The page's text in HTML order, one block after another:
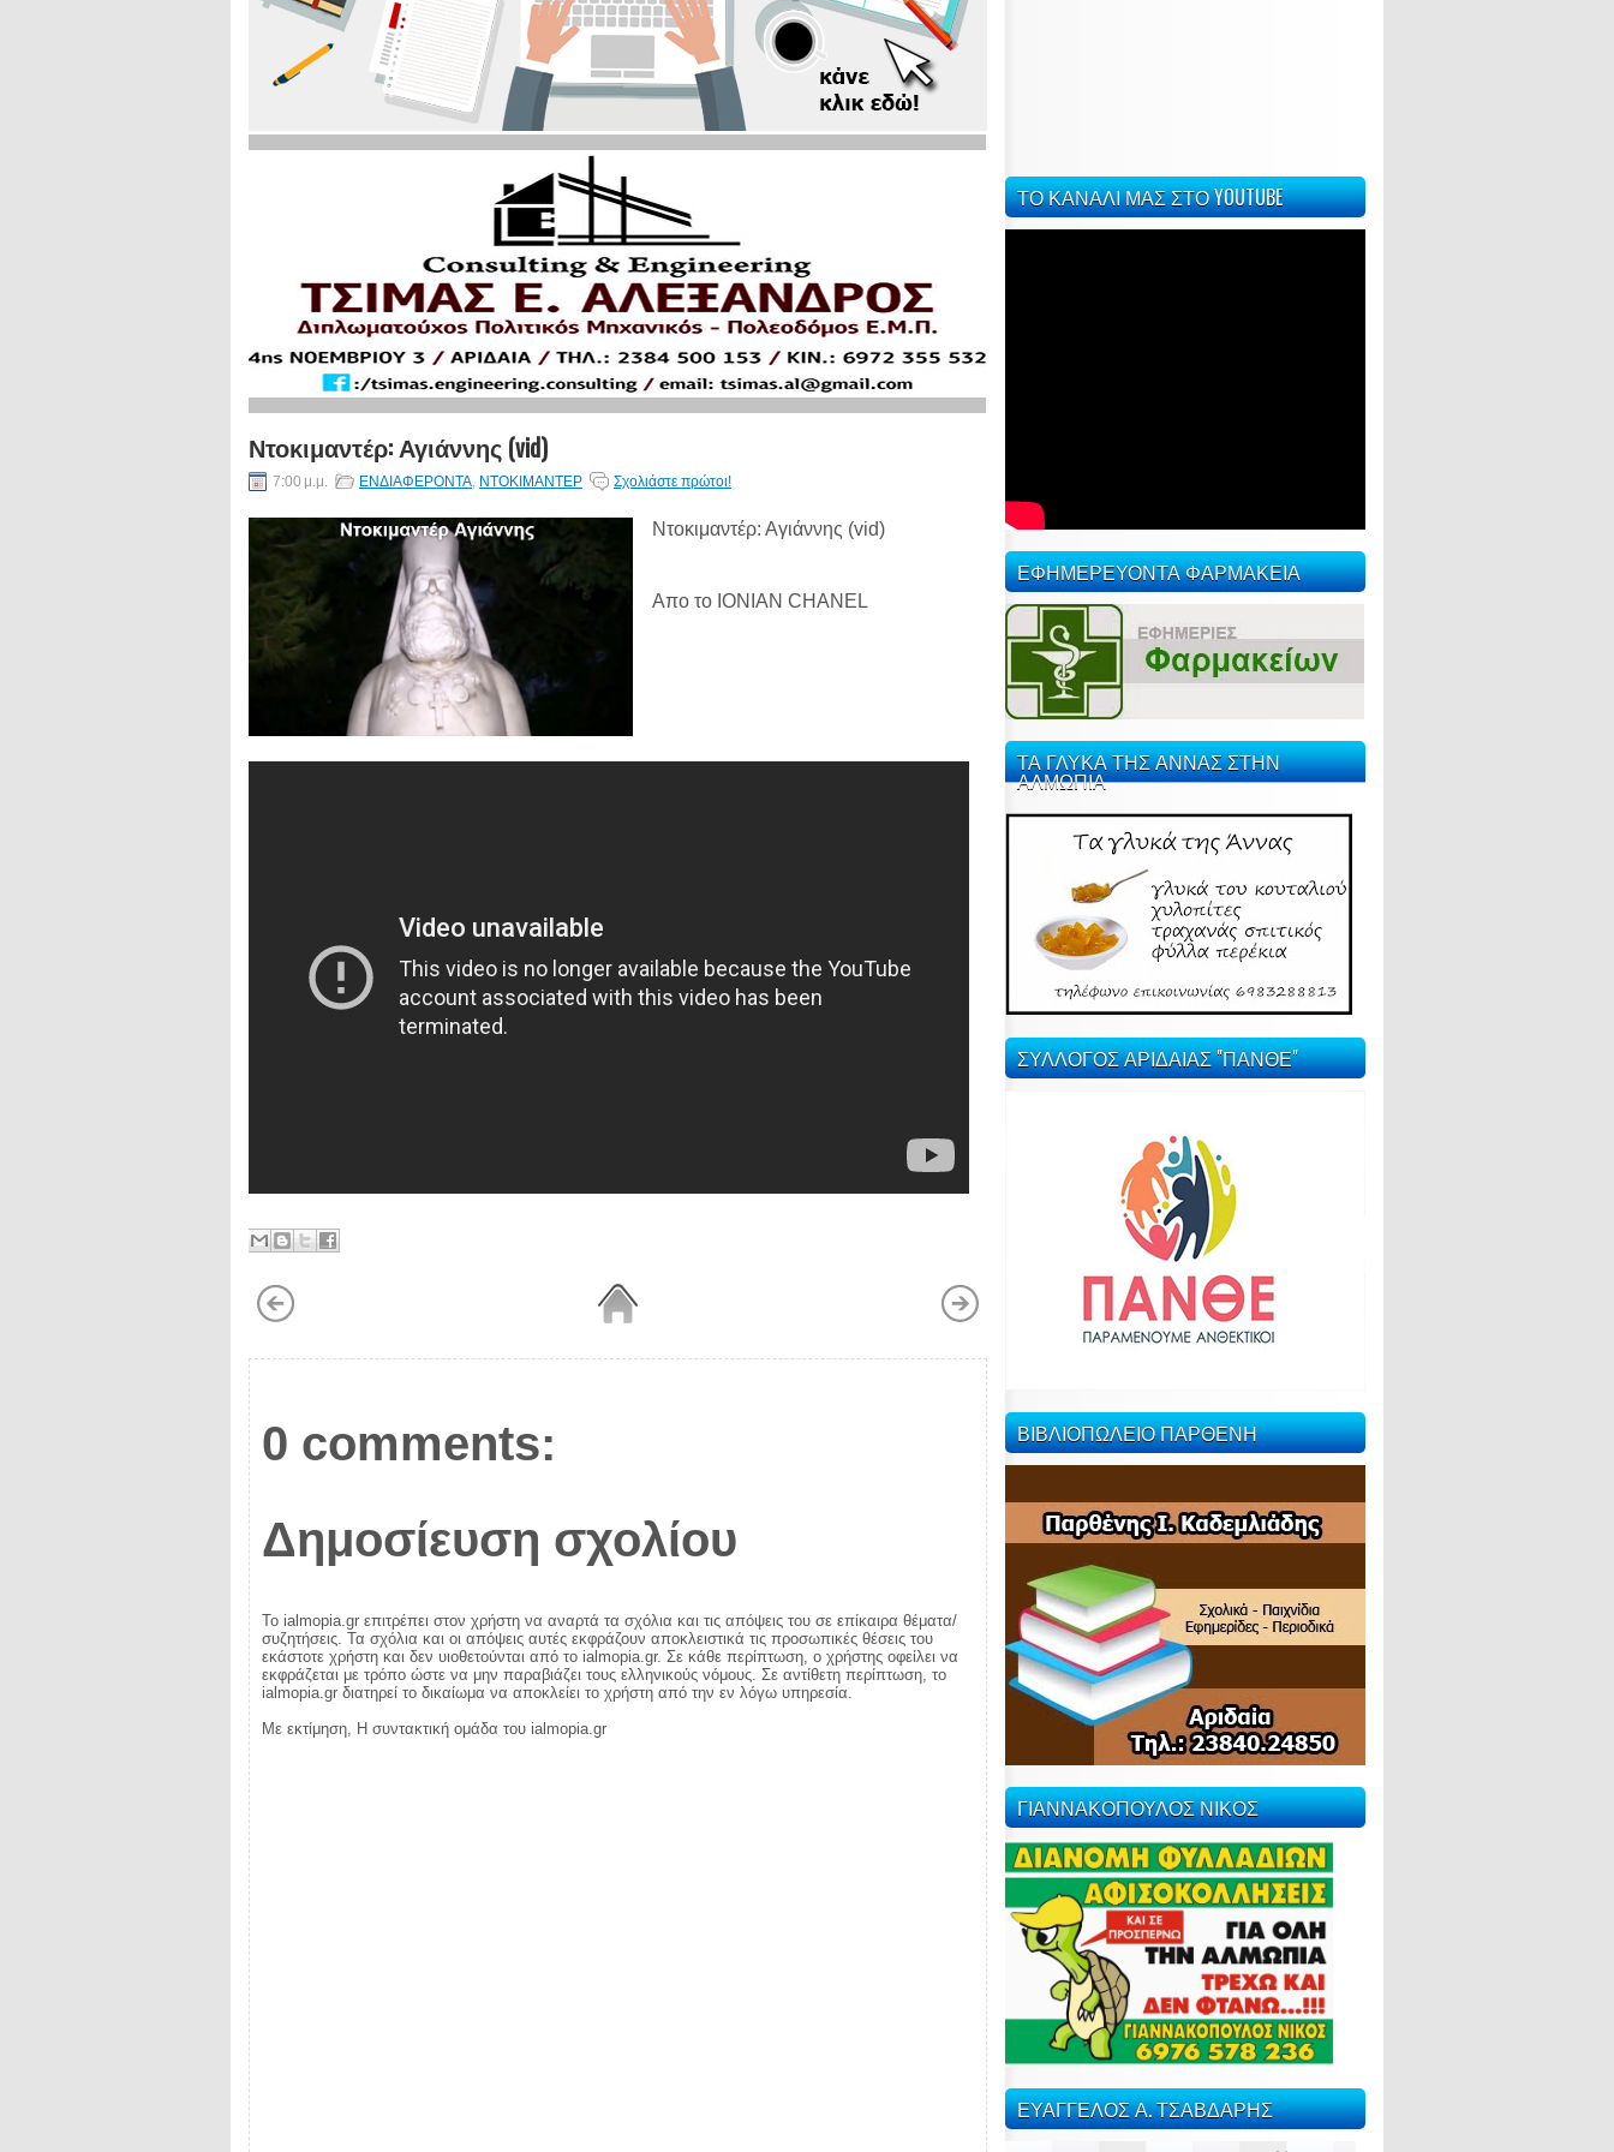
Ντοκιμαντέρ: Αγιάννης (vid)
7:00 μ.μ. ΕΝΔΙΑΦΕΡΟΝΤΑ, ΝΤΟΚΙΜΑΝΤΕΡ Σχολιάστε πρώτοι!
Ντοκιμαντέρ: Αγιάννης (vid)
Απο το ΙΟΝΙΑΝ CHANEL
0 comments:
Δημοσίευση σχολίου
Το ialmopia.gr επιτρέπει στον χρήστη να αναρτά τα σχόλια και τις απόψεις του σε επίκαιρα θέματα/
συζητήσεις. Τα σχόλια και οι απόψεις αυτές εκφράζουν αποκλειστικά τις προσωπικές θέσεις του
εκάστοτε χρήστη και δεν υιοθετούνται από το ialmopia.gr. Σε κάθε περίπτωση, ο χρήστης οφείλει να
εκφράζεται με τρόπο ώστε να μην παραβιάζει τους ελληνικούς νόμους. Σε αντίθετη περίπτωση, το
ialmopia.gr διατηρεί το δικαίωμα να αποκλείει το χρήστη από την εν λόγω υπηρεσία.
Με εκτίμηση, Η συντακτική ομάδα του ialmopia.gr
ΤΟ ΚΑΝΑΛΙ ΜΑΣ ΣΤΟ YOUTUBE
ΕΦΗΜΕΡΕΥΟΝΤΑ ΦΑΡΜΑΚΕΙΑ
ΤΑ ΓΛΥΚΑ ΤΗΣ ΑΝΝΑΣ ΣΤΗΝ
ΑΛΜΩΠΙΑ
ΣΥΛΛΟΓΟΣ ΑΡΙΔΑΙΑΣ "ΠΑΝΘΕ"
ΒΙΒΛΙΟΠΩΛΕΙΟ ΠΑΡΘΕΝΗ
ΓΙΑΝΝΑΚΟΠΟΥΛΟΣ ΝΙΚΟΣ
ΕΥΑΓΓΕΛΟΣ Α. ΤΣΑΒΔΑΡΗΣ